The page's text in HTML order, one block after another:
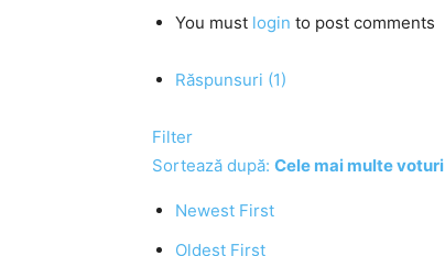
You must login to post comments
Răspunsuri (1)
Filter
Sortează după: Cele mai multe voturi
Newest First
Oldest First